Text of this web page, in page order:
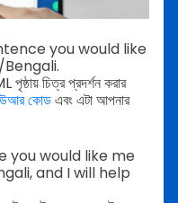
you would like
চিত্র প্রদর্শন করার
কোডএবং এটা আপনার
you would like me
and I will help